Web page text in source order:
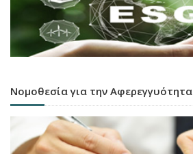
Νομοθεσία για την Αφερεγγυότητα